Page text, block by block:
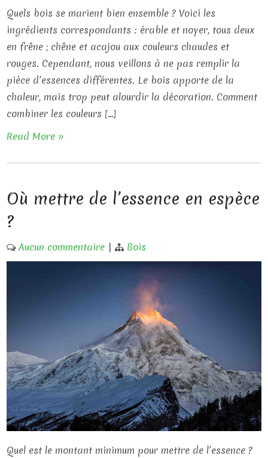
Quels bois se marient bien ensemble ? Voici les
ingrédients correspondants : érable et noyer, tous deux
en frêne ; chêne et acajou aux couleurs chaudes et
rouges. Cependant, nous veillons à ne pas remplir la
pièce d’essences différentes. Le bois apporte de la
chaleur, mais trop peut alourdir la décoration. Comment
combiner les couleurs […]
Read More »
Où mettre de l’essence en espèce
?
Aucun commentaire | Bois
Quel est le montant minimum pour mettre de l’essence ?